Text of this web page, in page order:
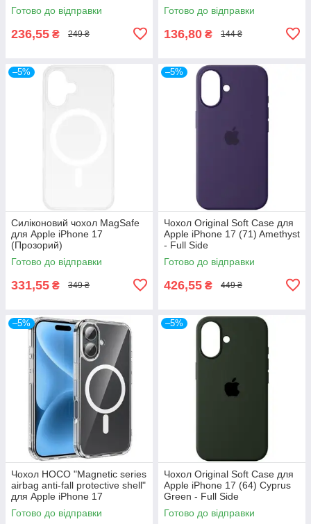
Готово до відправки
236,55 ₴ 249 ₴
Готово до відправки
136,80 ₴ 144 ₴
–5%
Силіконовий чохол MagSafe
для Apple iPhone 17
(Прозорий)
Готово до відправки
331,55 ₴ 349 ₴
–5%
Чохол Original Soft Case для
Apple iPhone 17 (71) Amethyst
- Full Side
Готово до відправки
426,55 ₴ 449 ₴
–5%
Чохол HOCO "Magnetic series
airbag anti-fall protective shell"
для Apple iPhone 17
(прозорий)
Готово до відправки
–5%
Чохол Original Soft Case для
Apple iPhone 17 (64) Cyprus
Green - Full Side
Готово до відправки